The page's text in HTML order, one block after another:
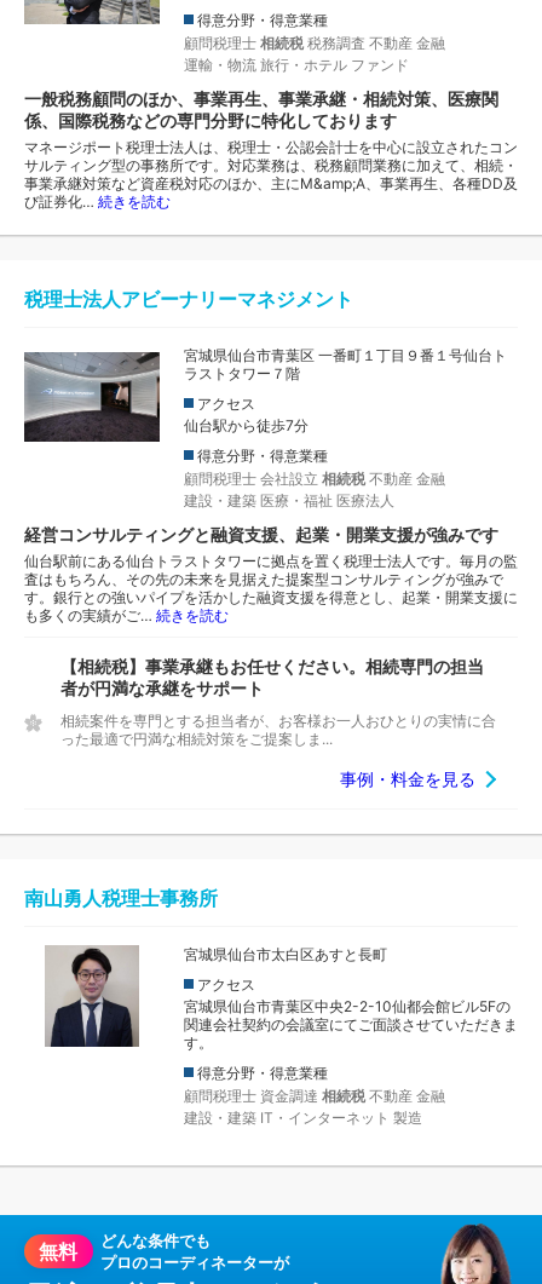
得意分野・得意業種
顧問税理士 相続税 税務調査 不動産 金融
運輸・物流 旅行・ホテル ファンド
一般税務顧問のほか、事業再生、事業承継・相続対策、医療関
係、国際税務などの専門分野に特化しております
マネージポート税理士法人は、税理士・公認会計士を中心に設立されたコン
サルティング型の事務所です。対応業務は、税務顧問業務に加えて、相続・
事業承継対策など資産税対応のほか、主にM&amp;A、事業再生、各種DD及
び証券化… 続きを読む
税理士法人アビーナリーマネジメント
宮城県仙台市青葉区 一番町１丁目９番１号仙台ト
ラストタワー７階
アクセス
仙台駅から徒歩7分
得意分野・得意業種
顧問税理士 会社設立 相続税 不動産 金融
建設・建築 医療・福祉 医療法人
経営コンサルティングと融資支援、起業・開業支援が強みです
仙台駅前にある仙台トラストタワーに拠点を置く税理士法人です。毎月の監
査はもちろん、その先の未来を見据えた提案型コンサルティングが強みで
す。銀行との強いパイプを活かした融資支援を得意とし、起業・開業支援に
も多くの実績がご… 続きを読む
【相続税】事業承継もお任せください。相続専門の担当
者が円満な承継をサポート
相続案件を専門とする担当者が、お客様お一人おひとりの実情に合
った最適で円満な相続対策をご提案しま...
事例・料金を見る
南山勇人税理士事務所
宮城県仙台市太白区あすと長町
アクセス
宮城県仙台市青葉区中央2-2-10仙都会館ビル5Fの
関連会社契約の会議室にてご面談させていただきま
す。
得意分野・得意業種
顧問税理士 資金調達 相続税 不動産 金融
建設・建築 IT・インターネット 製造
無料
どんな条件でも
プロのコーディネーターが